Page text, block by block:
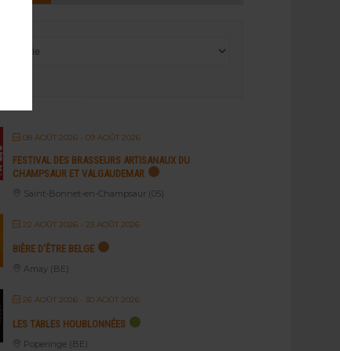
08 AOÛT 2026 - 09 AOÛT 2026
FESTIVAL DES BRASSEURS ARTISANAUX DU
CHAMPSAUR ET VALGAUDEMAR
Saint-Bonnet-en-Champsaur (05)
22 AOÛT 2026 - 23 AOÛT 2026
BIÈRE D’ÊTRE BELGE
Amay (BE)
26 AOÛT 2026 - 30 AOÛT 2026
LES TABLES HOUBLONNÉES
Poperinge (BE)